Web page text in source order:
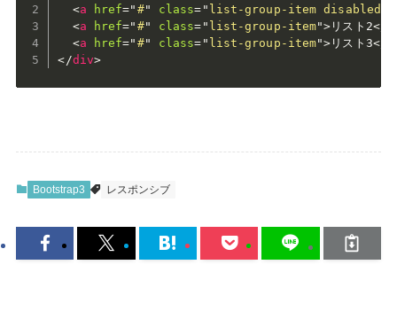
<a href=" #" class= " list-group-item disabled
<a href=" #" class= " list-group-item"> リスト2</
<a href=" #" class= " list-group-item"> リスト3</
</div>
Bootstrap3 レスポンシブ